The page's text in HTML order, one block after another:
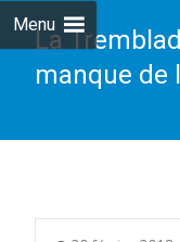
Menu
La
manque de